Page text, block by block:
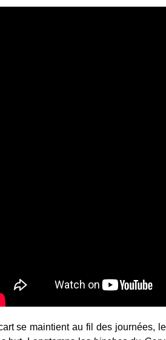
se maintient au fil des journées,